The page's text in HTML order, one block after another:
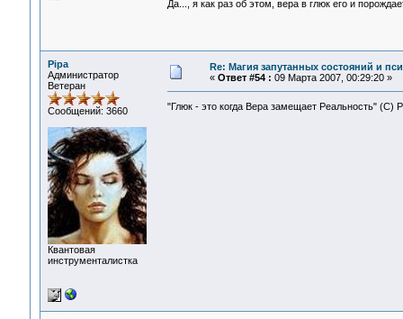
Да..., я как раз об этом, вера в глюк его и
Pipa
Администратор
Ветеран
Сообщений: 3660
Квантовая
инструменталистка
Re: Магия запутанных состояний и
« Ответ #54 : 09 Марта 2007, 00:29:20 »
"Глюк - это когда Вера замещает Реальность" (С)